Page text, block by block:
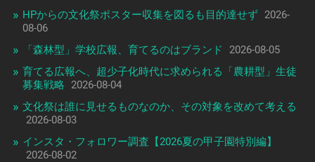
HPからの文化祭ポスター収集を図るも目的達せず 2026-
08-06
「森林型」学校広報、育てるのはブランド
2026-08-05
育てる広報へ、超少子化時代に求められる「農耕型」生徒
募集戦略
2026-08-04
文化祭は誰に見せるものなのか、その対象を改めて考える
2026-08-03
インスタ・フォロワー調査【2026夏の甲子園特別編】
2026-08-02